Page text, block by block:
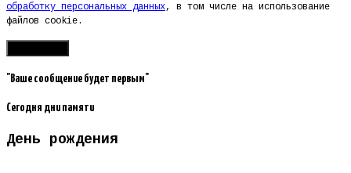
обработку персональных данных, в том числе на использование
файлов cookie.
"Ваше сообщение будет первым"
Сегодня дни памяти
День рождения